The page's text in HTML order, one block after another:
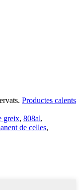
Productes calents
greix, 808al,
de celles,